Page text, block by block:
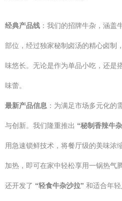
经典产品线 ：我们的招牌牛杂，涵盖
部位，经过独家秘制卤汤的精心卤制
味悠长。无论是作为单品小吃，还是
味蕾。
最新产品信息 ：为满足市场多元化的
与创新。我们隆重推出 “秘制香辣牛
用急速锁鲜技术，将餐厅级的美味浓
加热，即可在家中轻松享用一锅热气
还开发了 “轻食牛杂沙拉” 和适合年